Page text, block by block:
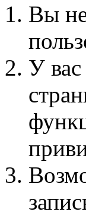
Вы
У